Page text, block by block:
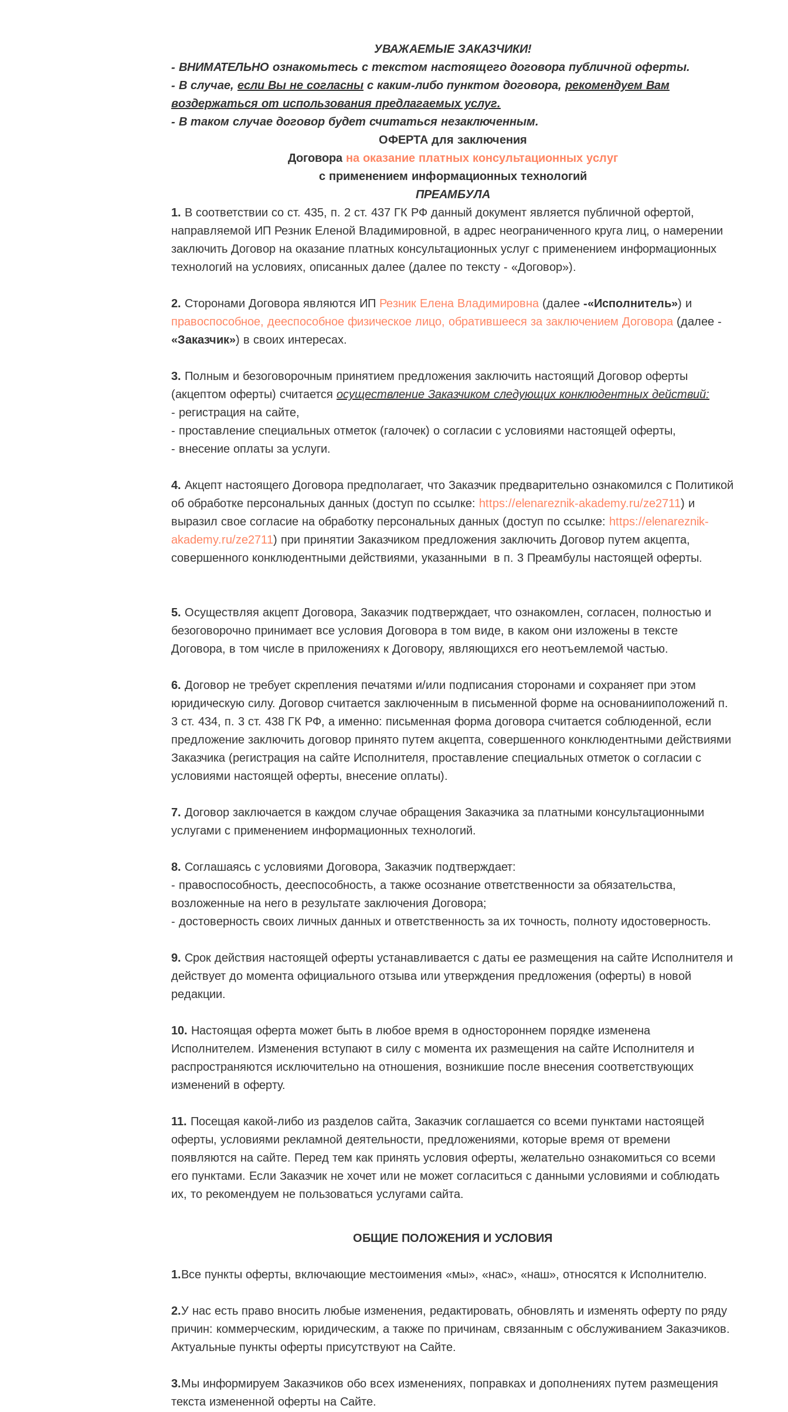
УВАЖАЕМЫЕ ЗАКАЗЧИКИ!
- ВНИМАТЕЛЬНО ознакомьтесь с текстом настоящего договора публичной оферты.
- В случае, если Вы не согласны с каким-либо пунктом договора, рекомендуем Вам
воздержаться от использования предлагаемых услуг.
- В таком случае договор будет считаться незаключенным.
ОФЕРТА для заключения
Договора на оказание платных консультационных услуг
с применением информационных технологий
ПРЕАМБУЛА
1. В соответствии со ст. 435, п. 2 ст. 437 ГК РФ данный документ является публичной офертой,
направляемой ИП Резник Еленой Владимировной, в адрес неограниченного круга лиц, о намерении
заключить Договор на оказание платных консультационных услуг с применением информационных
технологий на условиях, описанных далее (далее по тексту - «Договор»).
2. Сторонами Договора являются ИП Резник Елена Владимировна (далее -«Исполнитель») и
правоспособное, дееспособное физическое лицо, обратившееся за заключением Договора (далее -
«Заказчик») в своих интересах.
3. Полным и безоговорочным принятием предложения заключить настоящий Договор оферты
(акцептом оферты) считается осуществление Заказчиком следующих конклюдентных действий:
- регистрация на сайте,
- проставление специальных отметок (галочек) о согласии с условиями настоящей оферты,
- внесение оплаты за услуги.
4. Акцепт настоящего Договора предполагает, что Заказчик предварительно ознакомился с Политикой
об обработке персональных данных (доступ по ссылке: https://elenareznik-akademy.ru/ze2711) и
выразил свое согласие на обработку персональных данных (доступ по ссылке: https://elenareznik-
akademy.ru/ze2711) при принятии Заказчиком предложения заключить Договор путем акцепта,
совершенного конклюдентными действиями, указанными в п. 3 Преамбулы настоящей оферты.
5. Осуществляя акцепт Договора, Заказчик подтверждает, что ознакомлен, согласен, полностью и
безоговорочно принимает все условия Договора в том виде, в каком они изложены в тексте
Договора, в том числе в приложениях к Договору, являющихся его неотъемлемой частью.
6. Договор не требует скрепления печатями и/или подписания сторонами и сохраняет при этом
юридическую силу. Договор считается заключенным в письменной форме на основанииположений п.
3 ст. 434, п. 3 ст. 438 ГК РФ, а именно: письменная форма договора считается соблюденной, если
предложение заключить договор принято путем акцепта, совершенного конклюдентными действиями
Заказчика (регистрация на сайте Исполнителя, проставление специальных отметок о согласии с
условиями настоящей оферты, внесение оплаты).
7. Договор заключается в каждом случае обращения Заказчика за платными консультационными
услугами с применением информационных технологий.
8. Соглашаясь с условиями Договора, Заказчик подтверждает:
- правоспособность, дееспособность, а также осознание ответственности за обязательства,
возложенные на него в результате заключения Договора;
- достоверность своих личных данных и ответственность за их точность, полноту идостоверность.
9. Срок действия настоящей оферты устанавливается с даты ее размещения на сайте Исполнителя и
действует до момента официального отзыва или утверждения предложения (оферты) в новой
редакции.
10. Настоящая оферта может быть в любое время в одностороннем порядке изменена
Исполнителем. Изменения вступают в силу с момента их размещения на сайте Исполнителя и
распространяются исключительно на отношения, возникшие после внесения соответствующих
изменений в оферту.
11. Посещая какой-либо из разделов сайта, Заказчик соглашается со всеми пунктами настоящей
оферты, условиями рекламной деятельности, предложениями, которые время от времени
появляются на сайте. Перед тем как принять условия оферты, желательно ознакомиться со всеми
его пунктами. Если Заказчик не хочет или не может согласиться с данными условиями и соблюдать
их, то рекомендуем не пользоваться услугами сайта.
ОБЩИЕ ПОЛОЖЕНИЯ И УСЛОВИЯ
1.Все пункты оферты, включающие местоимения «мы», «нас», «наш», относятся к Исполнителю.
2.У нас есть право вносить любые изменения, редактировать, обновлять и изменять оферту по ряду
причин: коммерческим, юридическим, а также по причинам, связанным с обслуживанием Заказчиков.
Актуальные пункты оферты присутствуют на Сайте.
3.Мы информируем Заказчиков обо всех изменениях, поправках и дополнениях путем размещения
текста измененной оферты на Сайте.